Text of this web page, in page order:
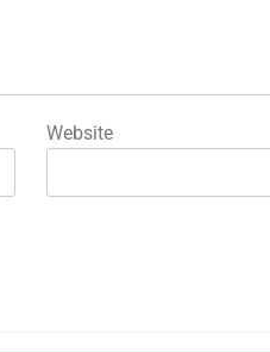
Website